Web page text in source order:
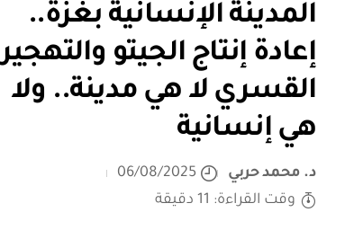
المدينة الإنسانية بغزة..
إعادة إنتاج الجيتو والتهجير
القسري لا هي مدينة.. ولا
هي إنسانية
د. محمد حربي
06/08/2025
وقت القراءة: 11 دقيقة